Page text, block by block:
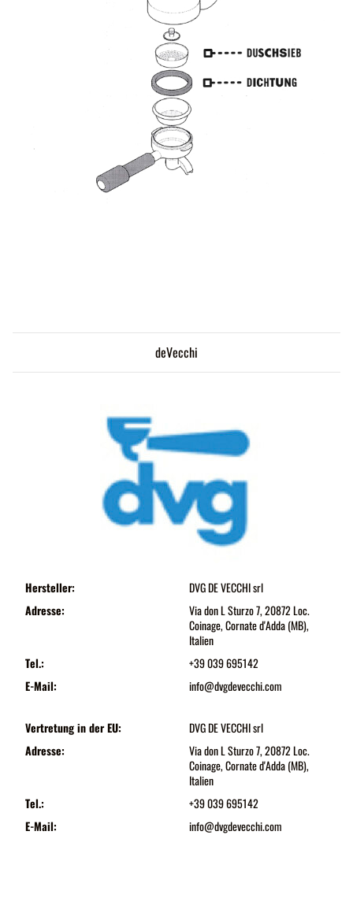
deVecchi
Hersteller:
DVG DE VECCHI srl
Adresse:
Via don L Sturzo 7, 20872 Loc.
Coinage, Cornate d'Adda (MB),
Italien
Tel.:
+39 039 695142
E-Mail:
info@dvgdevecchi.com
Vertretung in der EU:
DVG DE VECCHI srl
Adresse:
Via don L Sturzo 7, 20872 Loc.
Coinage, Cornate d'Adda (MB),
Italien
Tel.:
+39 039 695142
E-Mail:
info@dvgdevecchi.com